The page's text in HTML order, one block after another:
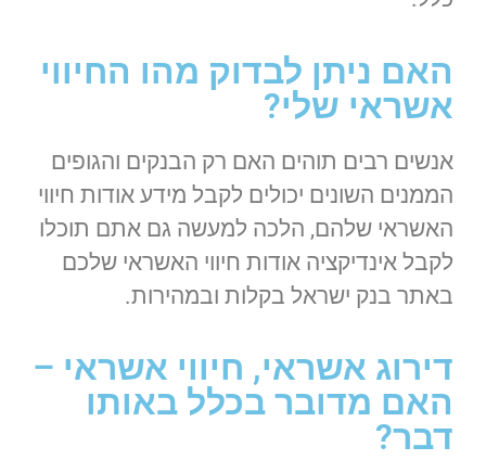
האם ניתן לבדוק מהו החיווי
אשראי שלי?
אנשים רבים תוהים האם רק הבנקים והגופים
הממנים השונים יכולים לקבל מידע אודות חיווי
האשראי שלהם, הלכה למעשה גם אתם תוכלו
לקבל אינדיקציה אודות חיווי האשראי שלכם
באתר בנק ישראל בקלות ובמהירות.
דירוג אשראי, חיווי אשראי –
האם מדובר בכלל באותו
דבר?